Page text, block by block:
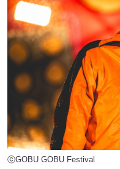
ⓒGOBU GOBU Festival